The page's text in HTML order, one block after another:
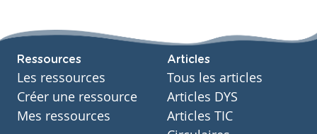
Ressources
Les ressources
Créer une ressource
Mes ressources
Articles
Tous les articles
Articles DYS
Articles TIC